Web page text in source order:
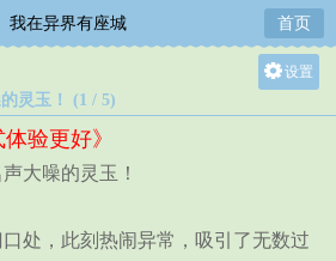
我在异界有座城 首页
设置
灵玉！ (1 / 5)
验更好》
大噪的灵玉！
，此刻热闹异常，吸引了无数过